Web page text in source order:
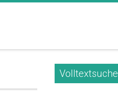
Volltextsuche